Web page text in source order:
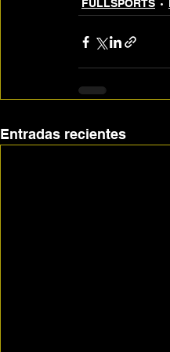
FULLSPORTS
Entradas recientes